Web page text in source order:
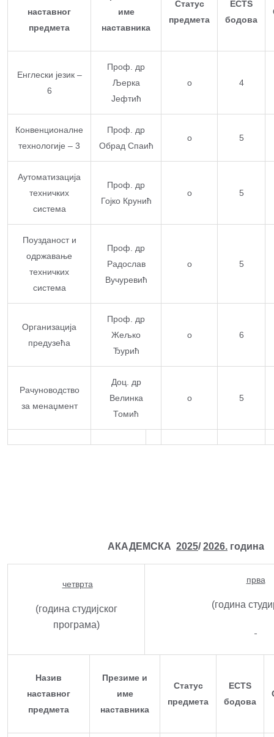
наставног
предмета
име
наставника
Статус
предмета
ECTS
бодова
Енглески језик –
6
Проф. др
Љерка
Јефтић
о 4
Конвенционалне
технологије – 3
Проф. др
Обрад Спаић
о 5
Аутоматизација
техничких
система
Проф. др
Гојко Крунић
о 5
Поузданост и
одржавање
техничких
система
Проф. др
Радослав
Вучуревић
о 5
Организација
предузећа
Проф. др
Жељко
Ђурић
о 6
Рачуноводство
за менаџмент
Доц. др
Велинка
Томић
о 5
АКАДЕМСКА 2025/2026. година
четврта
(година студијског
програма)
прва
(година
Назив
наставног
предмета
Презиме и
име
наставника
Статус
предмета
ECTS
бодова